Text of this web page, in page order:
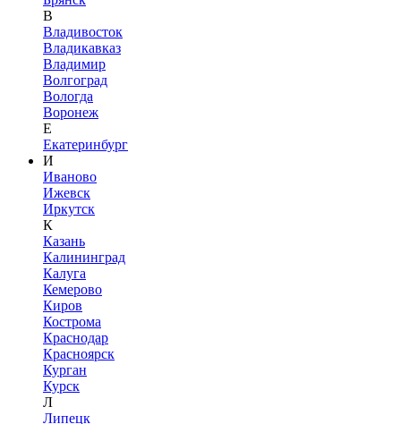
В
Владивосток
Владикавказ
Владимир
Волгоград
Вологда
Воронеж
Е
Екатеринбург
И
Иваново
Ижевск
Иркутск
К
Казань
Калининград
Калуга
Кемерово
Киров
Кострома
Краснодар
Красноярск
Курган
Курск
Л
Липецк